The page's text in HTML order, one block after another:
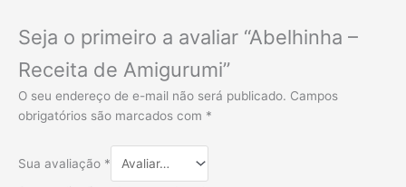
Seja o primeiro a avaliar “Abelhinha –
Receita de Amigurumi”
O seu endereço de e-mail não será publicado. Campos
obrigatórios são marcados com *
Sua avaliação *